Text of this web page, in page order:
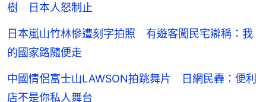
樹 日本人怒制止
日本嵐山竹林慘遭刻字拍照 有遊客闖民宅辯稱：我
的國家路隨便走
中國情侶富士山LAWSON拍跳舞片 日網民轟：便利
店不是你私人舞台